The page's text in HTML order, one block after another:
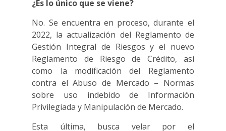
¿Es lo único que se viene?
No. Se encuentra en proceso, durante el
2022, la actualización del Reglamento de
Gestión Integral de Riesgos y el nuevo
Reglamento de Riesgo de Crédito, así
como la modificación del Reglamento
contra el Abuso de Mercado – Normas
sobre uso indebido de Información
Privilegiada y Manipulación de Mercado.
Esta última, busca velar por el